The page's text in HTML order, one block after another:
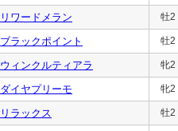
リワードメラン 牡2
ブラックポイント 牡2
ウィンクルティアラ 牝2
ダイヤプリーモ 牝2
リラックス 牡2